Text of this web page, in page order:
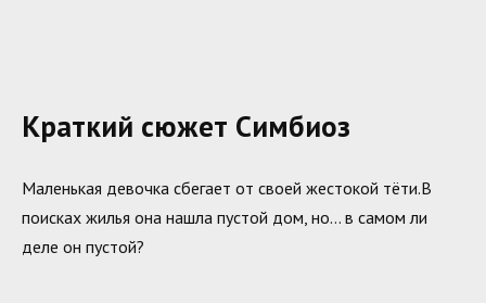
Краткий сюжет Симбиоз
Маленькая девочка сбегает от своей жестокой тёти.В
поисках жилья она нашла пустой дом, но… в самом ли
деле он пустой?